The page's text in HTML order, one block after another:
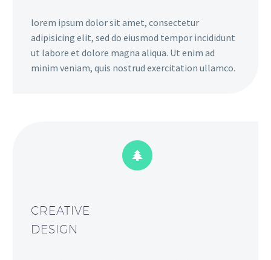
lorem ipsum dolor sit amet, consectetur
adipisicing elit, sed do eiusmod tempor incididunt
ut labore et dolore magna aliqua. Ut enim ad
minim veniam, quis nostrud exercitation ullamco.


CREATIVE
DESIGN